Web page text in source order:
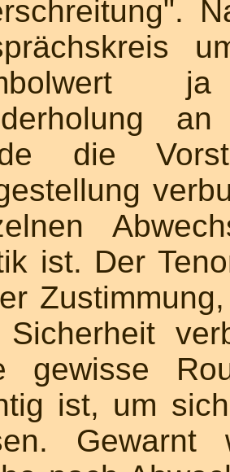
die
ist. Der
gewisse
ist, um